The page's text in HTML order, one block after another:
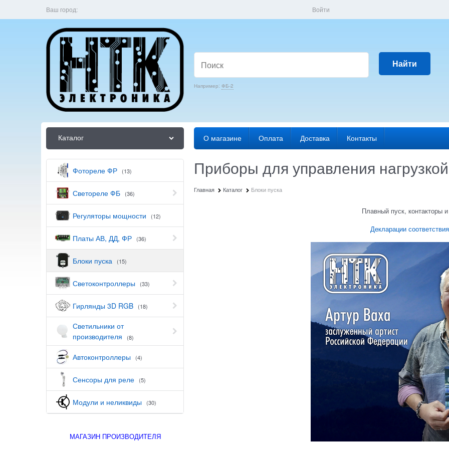
Ваш город: Войти
Например: ФБ-2
Найти
Каталог О магазине Оплата Доставка Контакты
Фотореле ФР (13)
Светореле ФБ (36)
Регуляторы мощности (12)
Платы АВ, ДД, ФР (36)
Блоки пуска (15)
Светоконтроллеры (33)
Гирлянды 3D RGB (18)
Светильники от
производителя
(8)
Автоконтроллеры (4)
Сенсоры для реле (5)
Модули и неликвиды (30)
МАГАЗИН ПРОИЗВОДИТЕЛЯ
Приборы для управления
Главная Каталог Блоки пуска
Плавный пуск, контакторы
Декларации